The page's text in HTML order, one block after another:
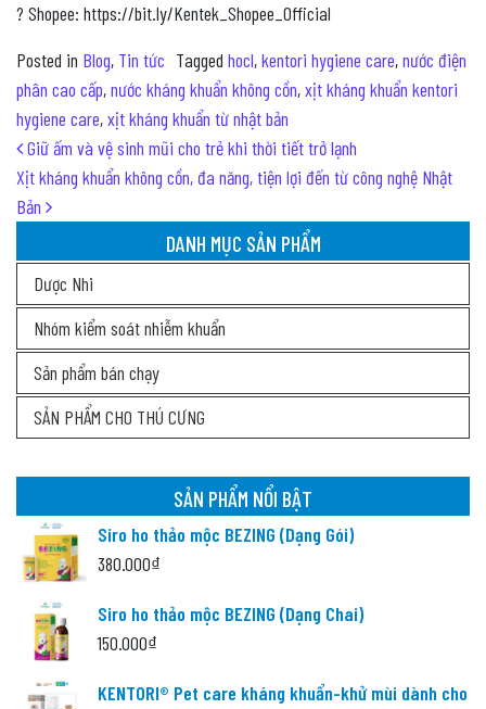
? ️Shopee: https://bit.ly/Kentek_Shopee_Official
Posted in Blog, Tin tức Tagged hocl,kentori hygiene care,nước điện
phân cao cấp,nước kháng khuẩn không cồn,xịt kháng khuẩn kentori
hygiene care,xịt kháng khuẩn từ nhật bản
Post navigation
Giữ ấm và vệ sinh mũi cho trẻ khi thời tiết trở lạnh
Xịt kháng khuẩn không cồn, đa năng, tiện lợi đến từ công nghệ Nhật
Bản
DANH MỤC SẢN PHẨM
Dược Nhi
Nhóm kiểm soát nhiễm khuẩn
Sản phẩm bán chạy
SẢN PHẨM CHO THÚ CƯNG
SẢN PHẨM NỔI BẬT
Siro ho thảo mộc BEZING (Dạng Gói)
380.000₫
Siro ho thảo mộc BEZING (Dạng Chai)
150.000₫
KENTORI® Pet care kháng khuẩn-khử mùi dành cho